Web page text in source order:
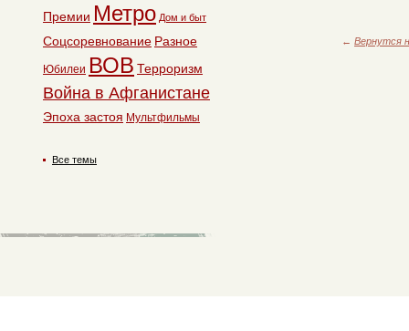
← Вернутся
Премии Метро Дом и быт
Соцсоревнование Разное
Юбилеи ВОВ Терроризм
Война в Афганистане
Эпоха застоя Мультфильмы
Все темы